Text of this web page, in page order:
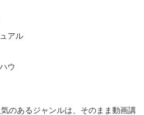
アル
ウ
のあるジャンルは、そのまま動画講